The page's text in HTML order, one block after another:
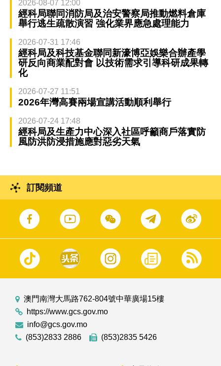
2026-08-07 12:00
經科局聯同消防局及治安警察局推動燃料倉庫
舉行逃生疏散演習 強化業界應急處理能力
2026-07-31 17:46
經科局及科技基金聯同新濠博亞娛樂合辦產學
研反向商業配對會 以技術需求引導科研成果轉
化
2026-07-27 11:51
2026年灣高賽兩場宣講活動順利舉行
2026-07-24 17:48
經科局及生產力中心深入社區呼籲商戶落實防
風防洪防浸措施應對惡劣天氣
訂閱頻道
澳門南灣大馬路762-804號中華廣場15樓
https://www.gcs.gov.mo
info@gcs.gov.mo
(853)2833 2886
(853)2835 5426